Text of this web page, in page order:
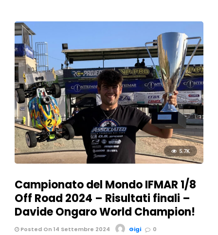
5.7K
Campionato del Mondo IFMAR 1/8
Off Road 2024 – Risultati finali –
Davide Ongaro World Champion!
Posted On 14 Settembre 2024 Gigi 0